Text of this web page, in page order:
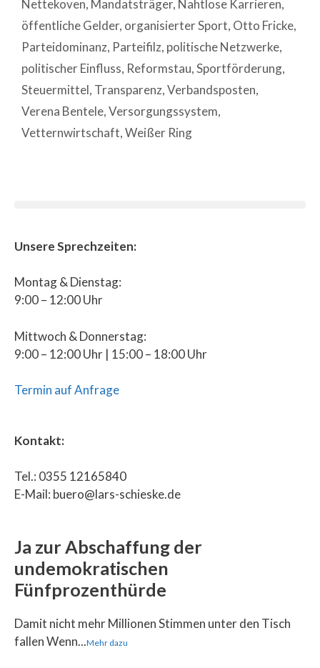
Nettekoven, Mandatsträger, Nahtlose Karrieren,
öffentliche Gelder, organisierter Sport, Otto Fricke,
Parteidominanz, Parteifilz, politische Netzwerke,
politischer Einfluss, Reformstau,Sportförderung,
Steuermittel, Transparenz,Verbandsposten,
Verena Bentele,Versorgungssystem,
Vetternwirtschaft,Weißer Ring
Unsere Sprechzeiten:
Montag & Dienstag:
9:00 – 12:00 Uhr
Mittwoch & Donnerstag:
9:00 – 12:00 Uhr | 15:00 – 18:00 Uhr
Termin auf Anfrage
Kontakt:
Tel.: 0355 12165840
E-Mail: buero@lars-schieske.de
Ja zur Abschaffung der
undemokratischen
Fünfprozenthürde
Damit nicht mehr Millionen Stimmen unter den Tisch
fallen Wenn...Mehr dazu